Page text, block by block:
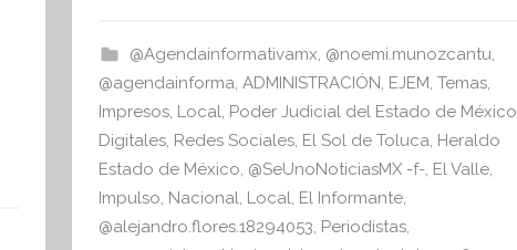
I
n
f
o
r
m
a
b
o
o
k
A
p
p
@Agendainformativamx, @noemi.munozcantu,
@agendainforma,ADMINISTRACIÓN, EJEM,Temas,
Impresos, Local, Poder Judicial del Estado de México
Digitales, Redes Sociales, El Sol de Toluca, Heraldo
Estado de México, @SeUnoNoticiasMX -f-, El Valle,
Impulso, Nacional, Local, El Informante,
@alejandro.flores.18294053, Periodistas,